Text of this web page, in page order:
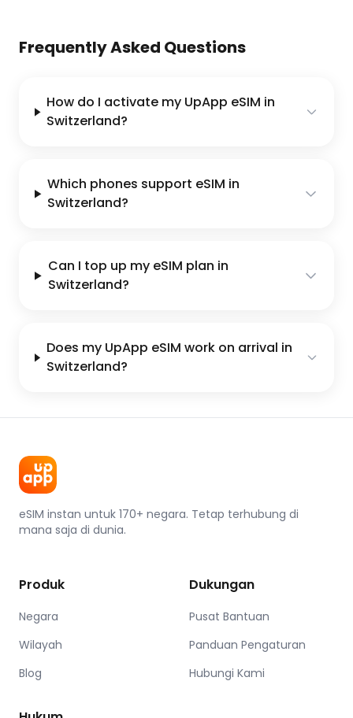
Frequently Asked Questions
How do I activate my UpApp eSIM in
Switzerland?
Which phones support eSIM in
Switzerland?
Can I top up my eSIM plan in
Switzerland?
Does my UpApp eSIM work on arrival in
Switzerland?
eSIM instan untuk 170+ negara. Tetap terhubung di
mana saja di dunia.
Produk
Negara
Wilayah
Blog
Dukungan
Pusat Bantuan
Panduan Pengaturan
Hubungi Kami